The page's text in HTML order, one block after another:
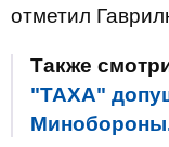
отметил
Также
"ТАХА"